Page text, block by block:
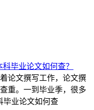
科毕业论文如何查？
论文撰写工作，论文撰
重。一到毕业季，很多
毕业论文如何查